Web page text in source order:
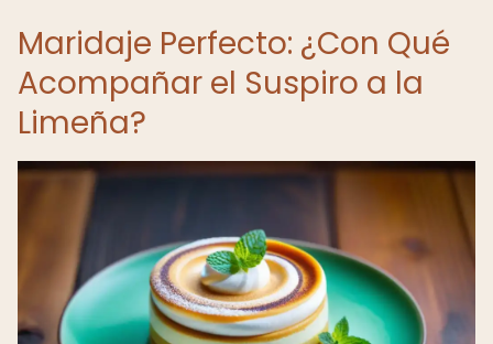
Maridaje Perfecto: ¿Con Qué
Acompañar el Suspiro a la
Limeña?